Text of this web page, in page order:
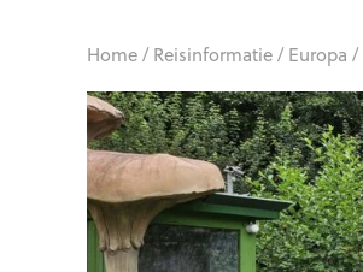
Home/ Reisinformatie/ Europa /